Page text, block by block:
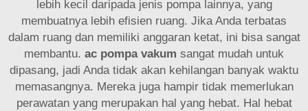
lebih kecil daripada jenis pompa lainnya, yang
membuatnya lebih efisien ruang. Jika Anda terbatas
dalam ruang dan memiliki anggaran ketat, ini bisa sangat
membantu. ac pompa vakum sangat mudah untuk
dipasang, jadi Anda tidak akan kehilangan banyak waktu
memasangnya. Mereka juga hampir tidak memerlukan
perawatan yang merupakan hal yang hebat. Hal hebat